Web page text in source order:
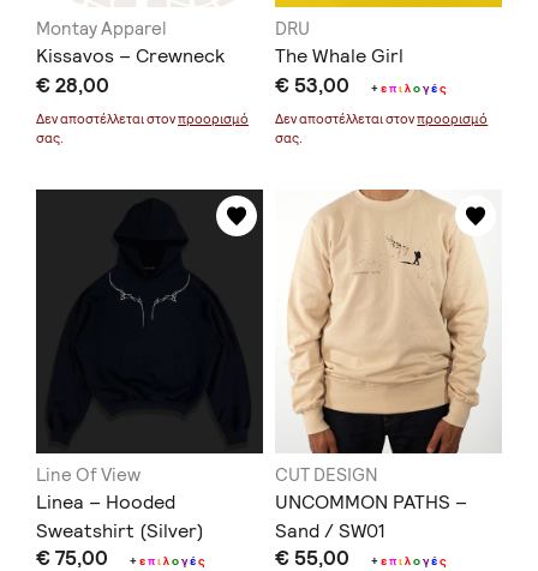
Montay Apparel
Kissavos – Crewneck
€ 28,00
Δεν αποστέλλεται στονπροορισμό
σας.
DRU
Τhe Whale Girl
€ 53,00 +επιλογές
Δεν αποστέλλεται στονπροορισμό
σας.
Line Of View
Linea – Hooded
Sweatshirt (Silver)
€ 75,00 +επιλογές
CUT DESIGN
UNCOMMON PATHS –
Sand / SW01
€ 55,00 +επιλογές